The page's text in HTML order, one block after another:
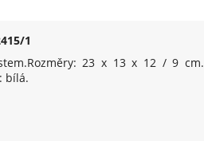
1
23 x 13 x 12 / 9 cm.
bílá.